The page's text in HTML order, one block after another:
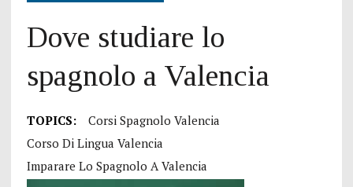
Dove studiare lo
spagnolo a Valencia
TOPICS:
Corsi Spagnolo Valencia
Corso Di Lingua Valencia
Imparare Lo Spagnolo A Valencia